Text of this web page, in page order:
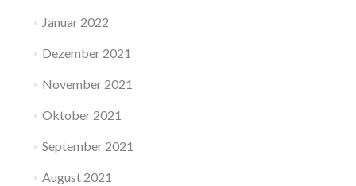
Januar 2022
Dezember 2021
November 2021
Oktober 2021
September 2021
August 2021